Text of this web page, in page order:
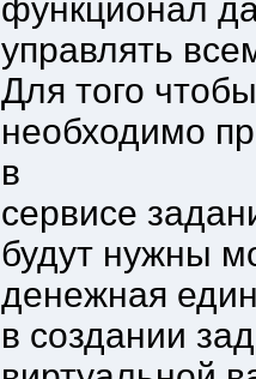
функционал
управлять
Для того
необходимо
в
сервисе
будут нужны
денежная
в создании